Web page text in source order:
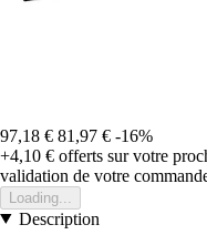
97,18 € 81,97 € -16%
+4,10 € offerts sur votre
validation de votre
Loading...
Description